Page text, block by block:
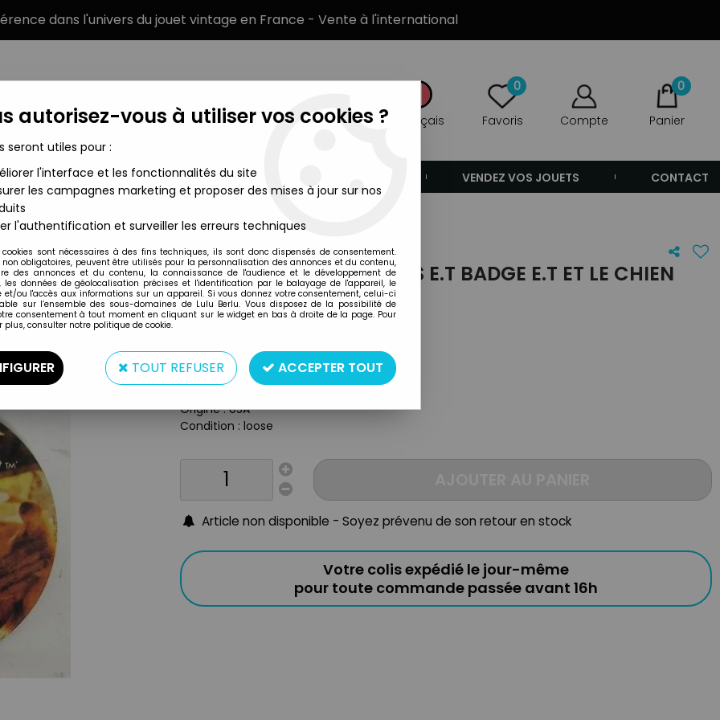
dans l'univers du jouet vintage en France - Vente à l'international
Français
0
Favoris Compte
0
Panier
MARQUES TYPE DE PRODUIT VENDEZ VOS JOUETS CONTACT
Studios E.T badge E.T et le chien
Universal Studios
E.T. - UNIVERSAL STUDIOS E.T BADGE E.T ET LE CHIEN
REF41563
Matière : Métal / plastique
Taille : 6 cm
Origine : USA
Condition : loose
Article non disponible - Soyez prévenu de son retour en stock
Votre colis expédié le jour-même
pour toute commande passée avant 16h
autorisez-vous à utiliser vos cookies ?
seront utiles pour :
l'interface et les fonctionnalités du site
les campagnes marketing et proposer des mises à jour sur nos
l'authentification et surveiller les erreurs techniques
cookies sont nécessaires à des fins techniques, ils sont donc dispensés de consentement.
non obligatoires, peuvent être utilisés pour la personnalisation des annonces et du contenu,
des annonces et du contenu, la connaissance de l'audience et le développement de
les données de géolocalisation précises et l'identification par le balayage de l'appareil, le
et/ou l'accès aux informations sur un appareil. Si vous donnez votre consentement, celui-ci
sur l’ensemble des sous-domaines de Lulu Berlu. Vous disposez de la possibilité de
consentement à tout moment en cliquant sur le widget en bas à droite de la page. Pour
plus, consulter notre politique de cookie.
TOUT REFUSER ACCEPTER TOUT